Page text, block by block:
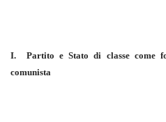
I. Partito e Stato di classe come
comunista